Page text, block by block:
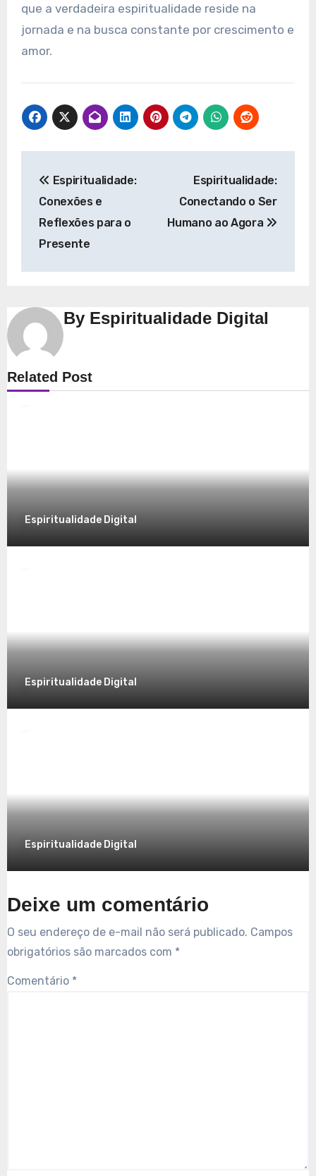
que a verdadeira espiritualidade reside na
jornada e na busca constante por crescimento e
amor.
de
Post
Espiritualidade:
Conexões e
Reflexões para o
Presente
Espiritualidade:
Conectando o Ser
Humano ao Agora
By Espiritualidade Digital
Related Post
Espiritualidade
Explorando a Espiritualidade: Conexão e
Espiritualidade Digital
Espiritualidade Digital
Espiritualidade Digital
Deixe um comentário
O seu endereço de e-mail não será publicado. Campos
obrigatórios são marcados com *
Comentário *